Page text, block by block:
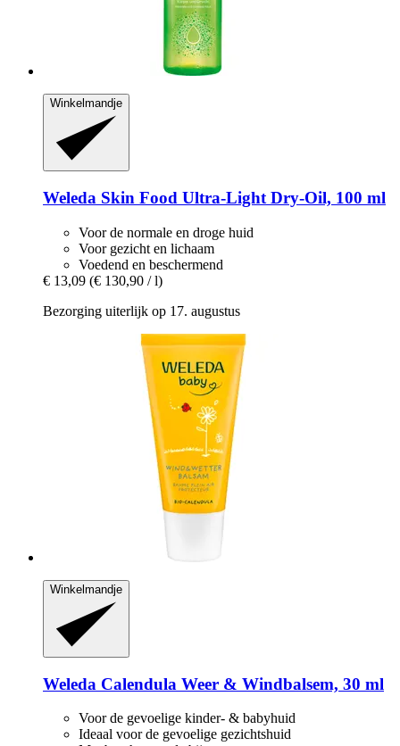
Winkelmandje
Weleda Skin Food Ultra-​Light Dry-​Oil, 100 ml
Voor de normale en droge huid
Voor gezicht en lichaam
Voedend en beschermend
€ 13,09 (€ 130,90 / l)
Bezorging uiterlijk op 17. augustus
Winkelmandje
Weleda Calendula Weer & Windbalsem, 30 ml
Voor de gevoelige kinder- & babyhuid
Ideaal voor de gevoelige gezichtshuid